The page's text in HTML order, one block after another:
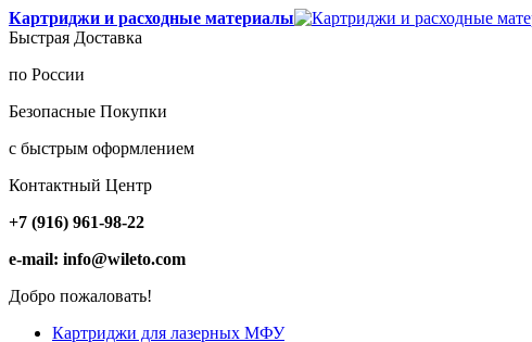
Картриджи и расходные материалы
Быстрая Доставка
по России
Безопасные Покупки
с быстрым оформлением
Контактный Центр
+7 (916) 961-98-22
e-mail: info@wileto.com
Добро пожаловать!
Картриджи для лазерных МФУ